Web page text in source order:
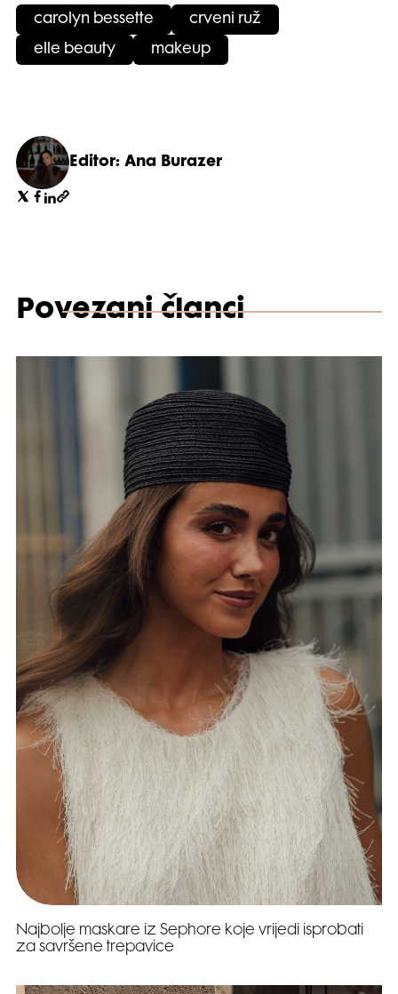
carolyn bessette crveni ruž
elle beauty makeup
Editor: Ana Burazer
Povezani članci
Najbolje maskare iz Sephore koje vrijedi isprobati
za savršene trepavice